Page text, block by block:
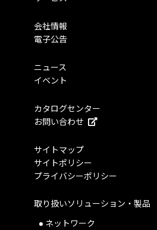
会社情報
電子公告
ニュース
イベント
カタログセンター
お問い合わせ
サイトマップ
サイトポリシー
プライバシーポリシー
取り扱いソリューション・製品
ネットワーク